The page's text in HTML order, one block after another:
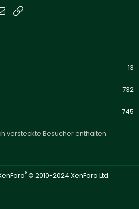
E-Mail
13
732
745
versteckte Besucher enthalten.
® © 2010-2024 XenForo Ltd.